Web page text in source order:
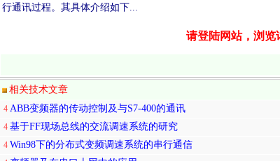
行通讯过程。其具体介绍如下...
请登陆网站，浏览
相关技术文章
4 ABB变频器的传动控制及与S7-400的通讯
4 基于FF现场总线的交流调速系统的研究
4 Win98下的分布式变频调速系统的串行通信